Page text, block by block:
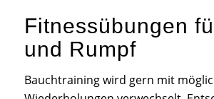
Fitnessübungen
und Rumpf
Bauchtraining wird gern mit